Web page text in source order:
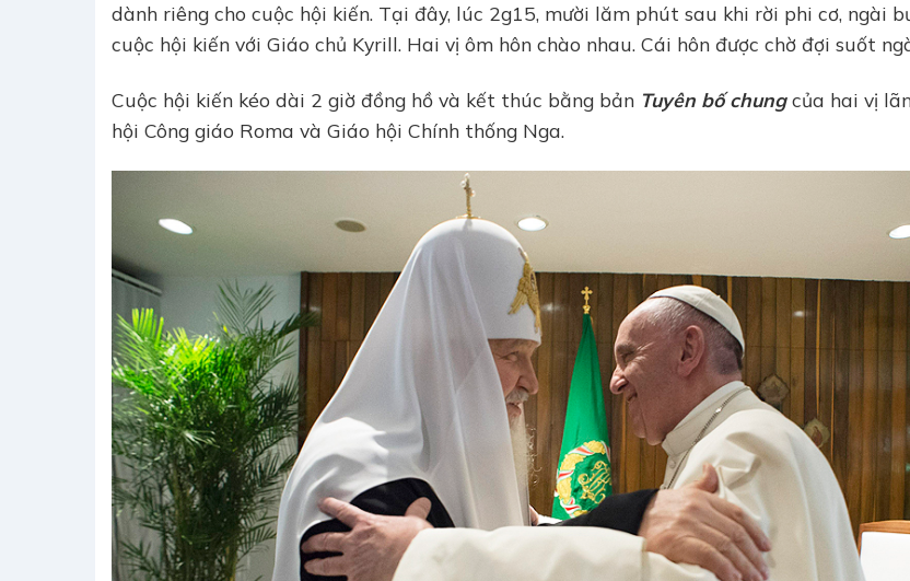
dành riêng cho cuộc hội kiến. Tại đây, lúc 2g15, mười lăm phút sau khi rời phi cơ, ngài
cuộc hội kiến với Giáo chủ Kyrill. Hai vị ôm hôn chào nhau. Cái hôn được chờ đợi suốt
Cuộc hội kiến kéo dài 2 giờ đồng hồ và kết thúc bằng bản Tuyên bố chungcủa hai vị
hội Công giáo Roma và Giáo hội Chính thống Nga.